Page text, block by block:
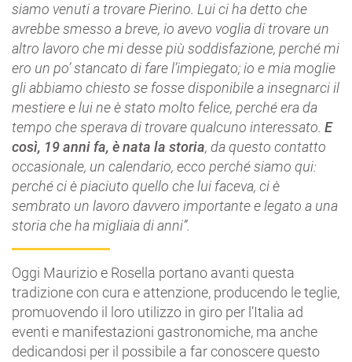
siamo venuti a trovare Pierino. Lui ci ha detto che
avrebbe smesso a breve, io avevo voglia di trovare un
altro lavoro che mi desse più soddisfazione, perché mi
ero un po’ stancato di fare l’impiegato; io e mia moglie
gli abbiamo chiesto se fosse disponibile a insegnarci il
mestiere e lui ne è stato molto felice, perché era da
tempo che sperava di trovare qualcuno interessato. E
così, 19 anni fa, è nata la storia, da questo contatto
occasionale, un calendario, ecco perché siamo qui:
perché ci è piaciuto quello che lui faceva, ci è
sembrato un lavoro davvero importante e legato a una
storia che ha migliaia di anni”.
Oggi Maurizio e Rosella portano avanti questa
tradizione con cura e attenzione, producendo le teglie,
promuovendo il loro utilizzo in giro per l’Italia ad
eventi e manifestazioni gastronomiche, ma anche
dedicandosi per il possibile a far conoscere questo